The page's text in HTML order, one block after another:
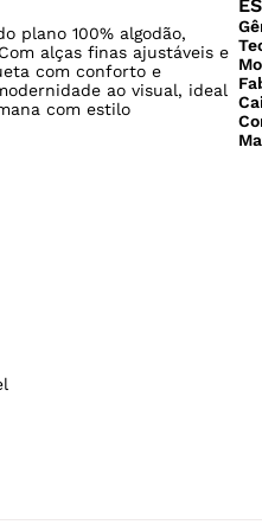
plano 100% algodão,
alças finas ajustáveis e
com conforto e
ao visual, ideal
com estilo